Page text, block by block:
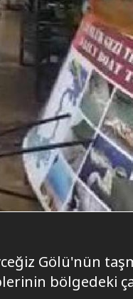
Gölü'nün
bölgedeki